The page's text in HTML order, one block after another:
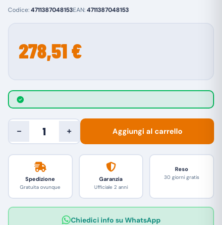
Codice:4711387048153EAN:4711387048153
278,51 €
− + Aggiungi al carrello
Spedizione
Gratuita ovunque
Garanzia
Ufficiale 2 anni
Reso
30 giorni gratis
Chiedici info su WhatsApp